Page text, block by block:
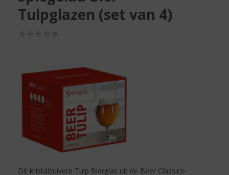
Tulpglazen (set van 4)
Dit kristalzuivere Tulp Bierglas uit de Beer Classics-